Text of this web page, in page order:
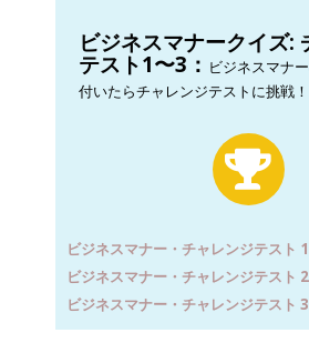
ビジネスマナークイズ:
テスト1〜3： ビジネスマナ
付いたらチャレンジテストに挑戦！
ビジネスマナー・チャレンジテスト 1
ビジネスマナー・チャレンジテスト 2
ビジネスマナー・チャレンジテスト 3